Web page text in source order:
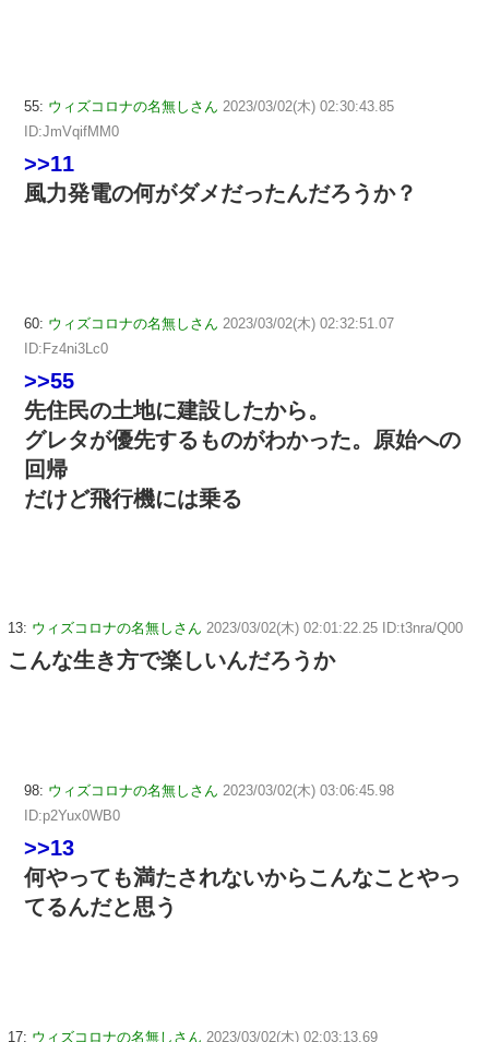
55: ウィズコロナの名無しさん 2023/03/02(木) 02:30:43.85
ID:JmVqifMM0
>>11
風力発電の何がダメだったんだろうか？
60: ウィズコロナの名無しさん 2023/03/02(木) 02:32:51.07
ID:Fz4ni3Lc0
>>55
先住民の土地に建設したから。
グレタが優先するものがわかった。原始への
回帰
だけど飛行機には乗る
13: ウィズコロナの名無しさん 2023/03/02(木) 02:01:22.25 ID:t3nra/Q00
こんな生き方で楽しいんだろうか
98: ウィズコロナの名無しさん 2023/03/02(木) 03:06:45.98
ID:p2Yux0WB0
>>13
何やっても満たされないからこんなことやっ
てるんだと思う
17: ウィズコロナの名無しさん 2023/03/02(木) 02:03:13.69